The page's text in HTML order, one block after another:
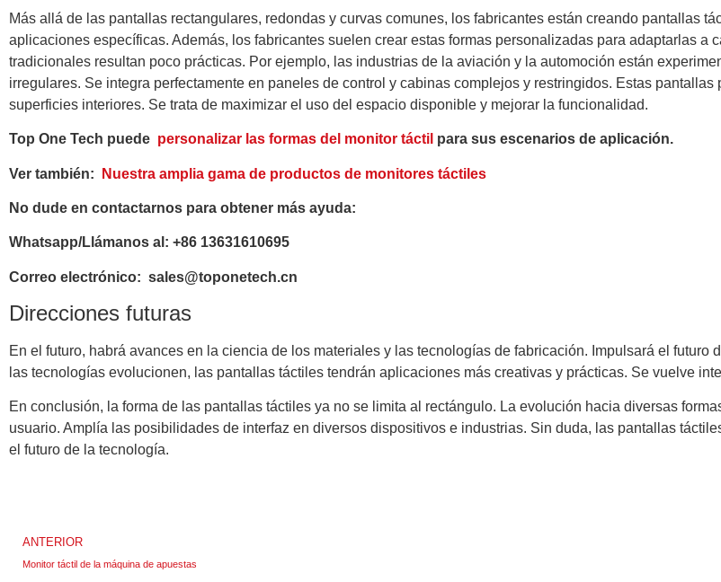
Más allá de las pantallas rectangulares, redondas y curvas comunes, los fabricantes están creando pantallas
aplicaciones específicas. Además, los fabricantes suelen crear estas formas personalizadas para adaptarlas a
tradicionales resultan poco prácticas. Por ejemplo, las industrias de la aviación y la automoción están
irregulares. Se integra perfectamente en paneles de control y cabinas complejos y restringidos. Estas
superficies interiores. Se trata de maximizar el uso del espacio disponible y mejorar la funcionalidad.
Top One Tech puede personalizar las formas del monitor táctil para sus escenarios de aplicación.
Ver también: Nuestra amplia gama de productos de monitores táctiles
No dude en contactarnos para obtener más ayuda:
Whatsapp/Llámanos al: +86 13631610695
Correo electrónico: sales@toponetech.cn
Direcciones futuras
En el futuro, habrá avances en la ciencia de los materiales y las tecnologías de fabricación. Impulsará el futuro
las tecnologías evolucionen, las pantallas táctiles tendrán aplicaciones más creativas y prácticas. Se vuelve
En conclusión, la forma de las pantallas táctiles ya no se limita al rectángulo. La evolución hacia diversas
usuario. Amplía las posibilidades de interfaz en diversos dispositivos e industrias. Sin duda, las pantallas
el futuro de la tecnología.
ANTERIOR
Monitor táctil de la máquina de apuestas